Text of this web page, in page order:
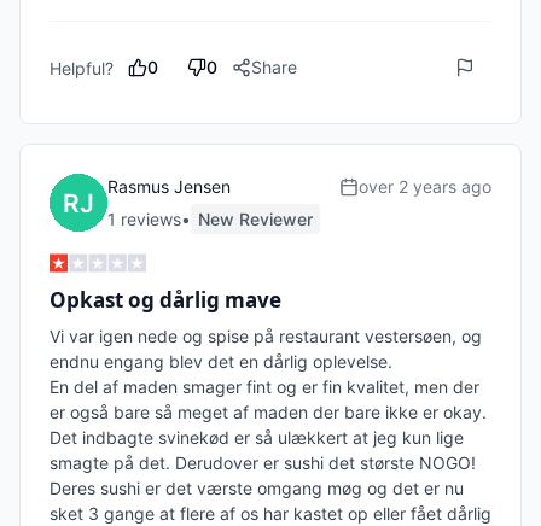
Helpful? 0 0 Share
Rasmus Jensen
1 reviews• New Reviewer
over 2 years ago
Opkast og dårlig mave
Vi var igen nede og spise på restaurant vestersøen, og
endnu engang blev det en dårlig oplevelse.
En del af maden smager fint og er fin kvalitet, men der
er også bare så meget af maden der bare ikke er okay.
Det indbagte svinekød er så ulækkert at jeg kun lige
smagte på det. Derudover er sushi det største NOGO!
Deres sushi er det værste omgang møg og det er nu
sket 3 gange at flere af os har kastet op eller fået dårlig